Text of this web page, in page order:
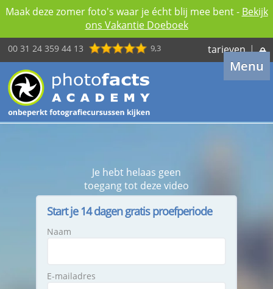
Maak deze zomer foto's waar je écht blij mee bent - Bekijk
ons Vakantie Doeboek
00 31 24 359 44 13 9,3 tarieven |
Menu
Je hebt helaas geen
toegang tot deze video
Start je 14 dagen gratis proefperiode
Naam
E-mailadres